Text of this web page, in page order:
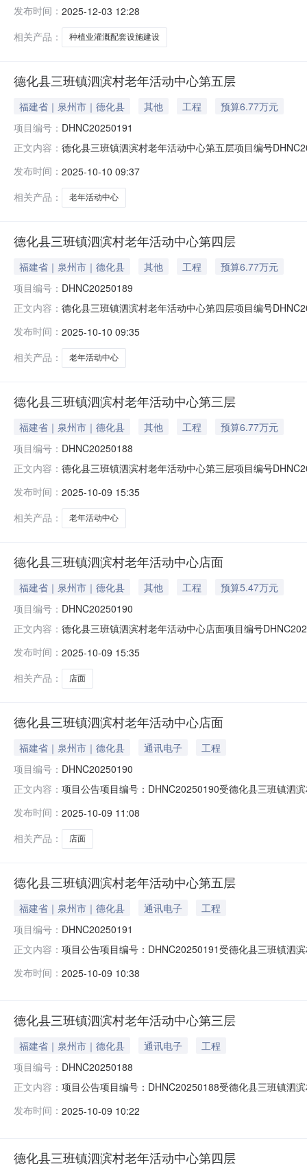
最高控制价：537734元；1.3招标范围：本项目系泗滨
期要求：60天1.5
发布时间： 2025-12-03 12:28
相关产品：
种植业灌溉配套设施建设
德化县三班镇泗滨村老年活动中心第五层
福建省｜泉州市｜德化县 其他 工程
预算6.77万元
项目编号： DHNC20250191
正文内容： 德化县三班镇泗滨村老年活动中心第五层项目编号
发布时间： 2025-10-10 09:37
相关产品：
老年活动中心
德化县三班镇泗滨村老年活动中心第四层
福建省｜泉州市｜德化县 其他 工程
预算6.77万元
项目编号： DHNC20250189
正文内容： 德化县三班镇泗滨村老年活动中心第四层项目编号
发布时间： 2025-10-10 09:35
相关产品：
老年活动中心
德化县三班镇泗滨村老年活动中心第三层
福建省｜泉州市｜德化县 其他 工程
预算6.77万元
项目编号： DHNC20250188
正文内容： 德化县三班镇泗滨村老年活动中心第三层项目编号
发布时间： 2025-10-09 15:35
相关产品：
老年活动中心
德化县三班镇泗滨村老年活动中心店面
福建省｜泉州市｜德化县 其他 工程
预算5.47万元
项目编号： DHNC20250190
正文内容： 德化县三班镇泗滨村老年活动中心店面项目编号
发布时间： 2025-10-09 15:35
相关产品：
店面
德化县三班镇泗滨村老年活动中心店面
福建省｜泉州市｜德化县 通讯电子
工程
项目编号： DHNC20250190
正文内容： 项目公告项目编号：DHNC20250190受德化县三班镇泗
标的地址：德化县三班镇三班村茶具城大道82号。4、
发布时间： 2025-10-09 11:08
相关产品：
店面
德化县三班镇泗滨村老年活动中心第五层
福建省｜泉州市｜德化县 通讯电子
工程
项目编号： DHNC20250191
正文内容： 项目公告项目编号：DHNC20250191受德化县三班镇泗
层。3、标的地址：德化县三班镇三班村茶具城大道82
发布时间： 2025-10-09 10:38
德化县三班镇泗滨村老年活动中心第三层
福建省｜泉州市｜德化县 通讯电子
工程
项目编号： DHNC20250188
正文内容： 项目公告项目编号：DHNC20250188受德化县三班镇泗
层。3、标的地址：德化县三班镇三班村茶具城大道82
发布时间： 2025-10-09 10:22
德化县三班镇泗滨村老年活动中心第四层